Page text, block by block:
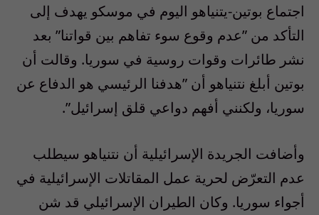
اجتماع بوتين‫-‬يتنياهو اليوم في موسكو يهدف إلى
التأكد من ‫”‬عدم وقوع سوء تفاهم بين قواتنا‫”‬ بعد
نشر طائرات وقوات روسية في سوريا‫.‬ وقالت أن
بوتين أبلغ نتنياهو أن ‫”‬هدفنا الرئيسي هو الدفاع عن
سوريا، ولكنني أفهم دواعي قلق إسرائيل‫”.‬
عدم التعرّض لحرية عمل المقاتلات الإسرائيلية في
أجواء سوريا. وكان الطيران الإسرائيلي قد شن